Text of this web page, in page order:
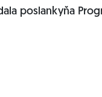
poslankyňa